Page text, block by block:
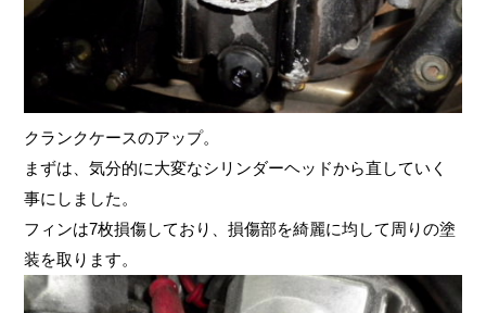
クランクケースのアップ。
まずは、気分的に大変なシリンダーヘッドから直していく
事にしました。
フィンは7枚損傷しており、損傷部を綺麗に均して周りの塗
装を取ります。